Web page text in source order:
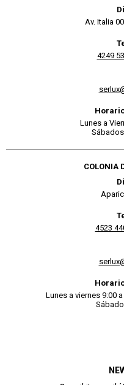
Av. Italia
4249
Lunes a
COLONIA
4523
Lunes a viernes 9:00